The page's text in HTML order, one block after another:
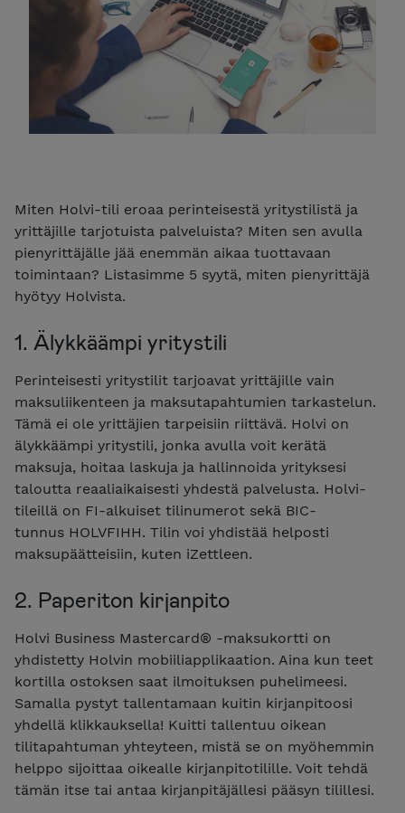
Miten Holvi-tili eroaa perinteisestä yritystilistä ja
yrittäjille tarjotuista palveluista? Miten sen avulla
pienyrittäjälle jää enemmän aikaa tuottavaan
toimintaan? Listasimme 5 syytä, miten pienyrittäjä
hyötyy Holvista.
1. Älykkäämpi yritystili
Perinteisesti yritystilit tarjoavat yrittäjille vain
maksuliikenteen ja maksutapahtumien tarkastelun.
Tämä ei ole yrittäjien tarpeisiin riittävä. Holvi on
älykkäämpi yritystili, jonka avulla voit kerätä
maksuja, hoitaa laskuja ja hallinnoida yrityksesi
taloutta reaaliaikaisesti yhdestä palvelusta. Holvi-
tileillä on FI-alkuiset tilinumerot sekä BIC-
tunnus HOLVFIHH. Tilin voi yhdistää helposti
maksupäätteisiin, kuten iZettleen.
2. Paperiton kirjanpito
Holvi Business Mastercard® -maksukortti on
yhdistetty Holvin mobiiliapplikaation. Aina kun teet
kortilla ostoksen saat ilmoituksen puhelimeesi.
Samalla pystyt tallentamaan kuitin kirjanpitoosi
yhdellä klikkauksella! Kuitti tallentuu oikean
tilitapahtuman yhteyteen, mistä se on myöhemmin
helppo sijoittaa oikealle kirjanpitotilille. Voit tehdä
tämän itse tai antaa kirjanpitäjällesi pääsyn tilillesi.